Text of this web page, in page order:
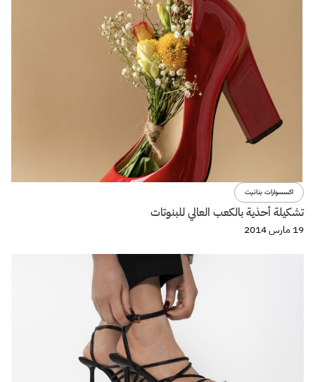
اكسسوارات بنانيت
تشكيلة أحذية بالكعب العالي للبنوتات
19 مارس 2014